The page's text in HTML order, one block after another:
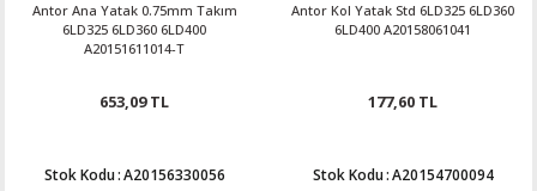
Antor Ana Yatak 0.75mm Takım
6LD325 6LD360 6LD400
A20151611014-T
653,09 TL
Antor Kol Yatak Std 6LD325 6LD360
6LD400 A20158061041
177,60 TL
Stok Kodu:A20156330056 Stok Kodu:A20154700094